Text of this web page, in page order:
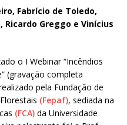
Fabrício de Toledo,
Ricardo Greggo e Vinícius
o I Webinar “Incêndios
(gravação completa
pela Fundação de
(Fepaf), sediada na
(FCA) da Universidade